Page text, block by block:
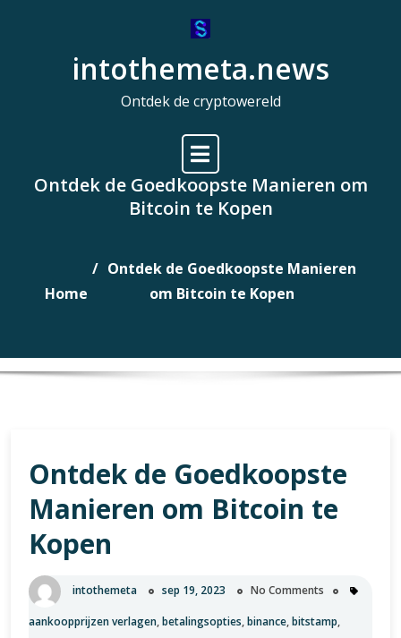
intothemeta.news
Ontdek de cryptowereld
Ontdek de Goedkoopste Manieren om
Bitcoin te Kopen
Home
Ontdek de Goedkoopste Manieren
om Bitcoin te Kopen
Ontdek de Goedkoopste
Manieren om Bitcoin te
Kopen
intothemeta sep 19, 2023 No Comments
aankoopprijzen verlagen,betalingsopties,binance,bitstamp,